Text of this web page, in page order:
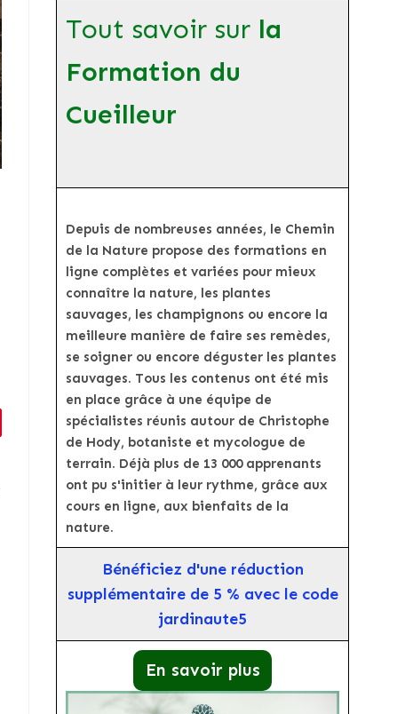
Tout savoir sur la
Formation du
Cueilleur
Depuis de nombreuses années, le Chemin
de la Nature propose des formations en
ligne complètes et variées pour mieux
connaître la nature, les plantes
sauvages, les champignons ou encore la
meilleure manière de faire ses remèdes,
se soigner ou encore déguster les plantes
sauvages. Tous les contenus ont été mis
en place grâce à une équipe de
spécialistes réunis autour de Christophe
de Hody, botaniste et mycologue de
terrain. Déjà plus de 13 000 apprenants
ont pu s'initier à leur rythme, grâce aux
cours en ligne, aux bienfaits de la
nature.
Bénéficiez d'une réduction
supplémentaire de 5 % avec le code
jardinaute5
En savoir plus